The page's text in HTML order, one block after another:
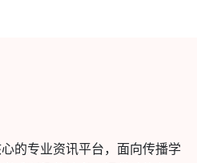
的专业资讯平台，面向传播学